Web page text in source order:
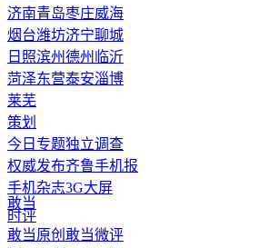
济南青岛枣庄威海
烟台潍坊济宁聊城
日照滨州德州 临沂
菏泽东营泰安淄博
莱芜
策划
今日专题独立调查
权威发布齐鲁手机报
手机杂志3G大屏
敢当
时评
敢当原创 敢当微评